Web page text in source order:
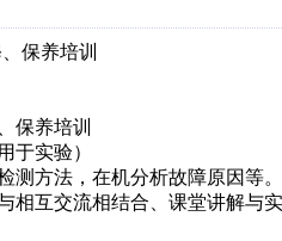
保养培训
保养培训
于实验）
测方法，在机分析故障原因等。
相互交流相结合、课堂讲解与实